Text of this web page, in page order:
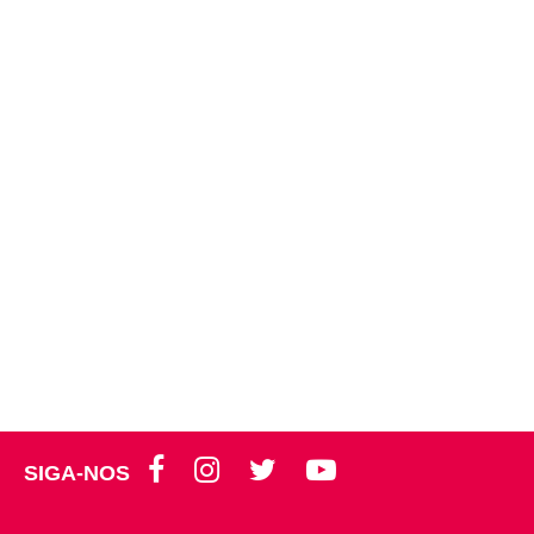
SIGA-NOS